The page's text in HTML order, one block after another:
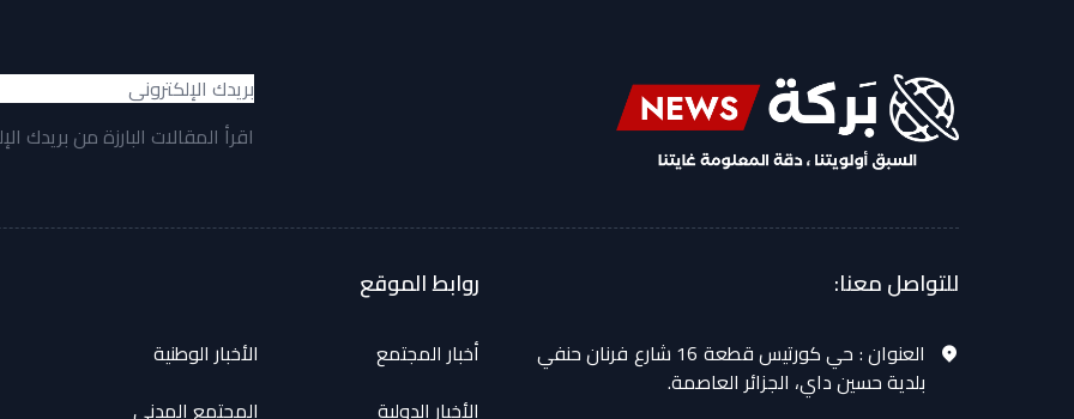
اقرأ المقالات البارزة من بريدك
للتواصل معنا:
العنوان :
حي كورتيس قطعة 16 شارع فرنان حنفي
بلدية حسين داي، الجزائر العاصمة.
روابط الموقع
أخبار المجتمع
الأخبار الوطنية
الأخبار الدولية
المجتمع المدني